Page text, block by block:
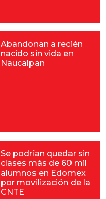
Abandonan a recién
nacido sin vida en
Naucalpan
Se podrían quedar sin
clases más de 60 mil
alumnos en Edomex
por movilización de la
CNTE